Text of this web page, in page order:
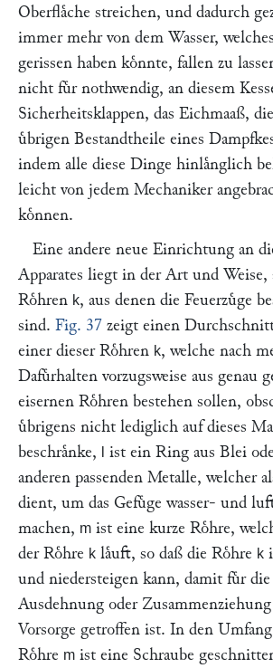
Oberflaͤche streichen, und dadurch
immer mehr von dem Wasser,
gerissen haben koͤnnte, fallen zu
nicht fuͤr nothwendig, an diesem
Sicherheitsklappen, das Eichmaaß,
uͤbrigen Bestandtheile eines
indem alle diese Dinge hinlaͤnglich
leicht von jedem Mechaniker
koͤnnen.
Eine andere neue Einrichtung an
Apparates liegt in der Art und Weise,
Roͤhren k, aus denen die Feuerzuͤge
sind. Fig. 37 zeigt einen
einer dieser Roͤhren k, welche nach
Dafuͤrhalten vorzugsweise aus genau
eisernen Roͤhren bestehen sollen,
uͤbrigens nicht lediglich auf dieses
beschraͤnke,
ist ein Ring aus Blei
anderen passenden Metalle, welcher
dient, um das Gefuͤge wasser- und
machen, m ist eine kurze Roͤhre,
der Roͤhre k laͤuft, so daß die Roͤhre k
und niedersteigen kann, damit fuͤr die
Ausdehnung oder
Vorsorge getroffen ist. In den
Roͤhre m ist eine Schraube